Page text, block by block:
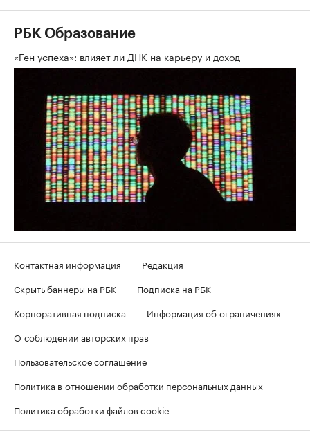
РБК Образование
«Ген успеха»: влияет ли ДНК на карьеру и доход
Контактная информация
Редакция
Скрыть баннеры на РБК
Подписка на РБК
Корпоративная подписка
Информация об ограничениях
О соблюдении авторских прав
Пользовательское соглашение
Политика в отношении обработки персональных данных
Политика обработки файлов cookie